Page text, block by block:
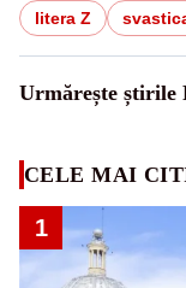
litera Z
Urmărește știrile
CELE MAI
1